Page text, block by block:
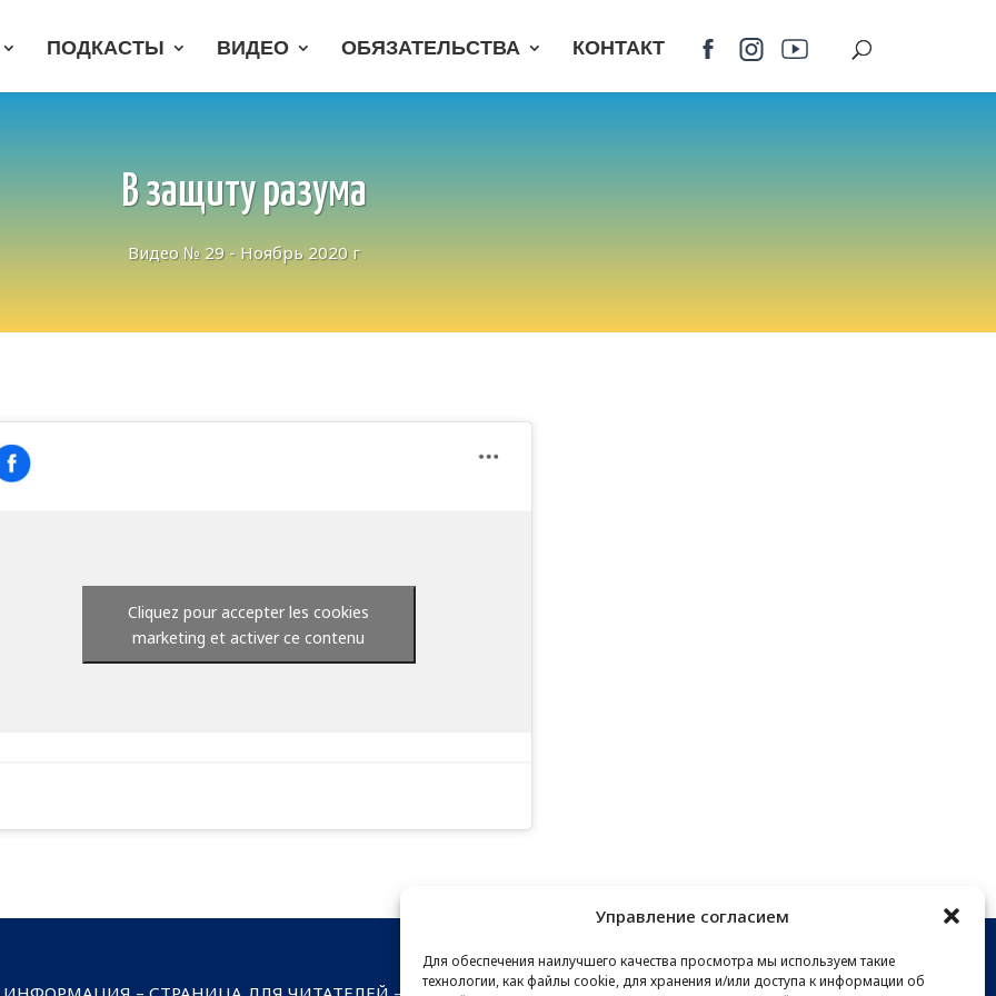
Управление согласием
Для обеспечения наилучшего качества просмотра мы используем такие
технологии, как файлы cookie, для хранения и/или доступа к информации об
ПОДКАСТЫ ВИДЕО ОБЯЗАТЕЛЬСТВА КОНТАКТ
В защиту разума
Видео № 29 - Ноябрь 2020 г
Cliquez pour accepter les cookies
marketing et activer ce contenu